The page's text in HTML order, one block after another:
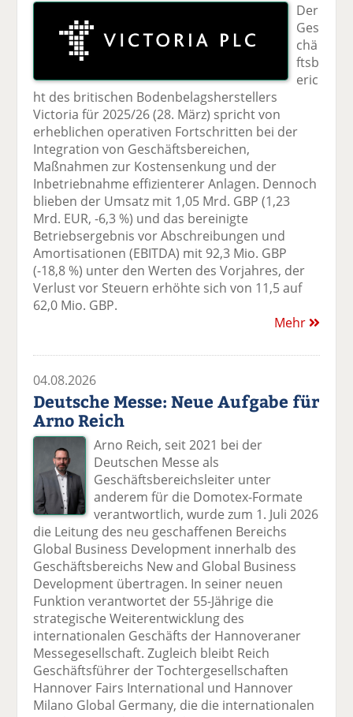
Der
Ges
chä
ftsb
eric
ht des britischen Bodenbelagsherstellers
Victoria für 2025/26 (28. März) spricht von
erheblichen operativen Fortschritten bei der
Integration von Geschäftsbereichen,
Maßnahmen zur Kostensenkung und der
Inbetriebnahme effizienterer Anlagen. Dennoch
blieben der Umsatz mit 1,05 Mrd. GBP (1,23
Mrd. EUR, -6,3 %) und das bereinigte
Betriebsergebnis vor Abschreibungen und
Amortisationen (EBITDA) mit 92,3 Mio. GBP
(-18,8 %) unter den Werten des Vorjahres, der
Verlust vor Steuern erhöhte sich von 11,5 auf
62,0 Mio. GBP.
Mehr
04.08.2026
Deutsche Messe: Neue Aufgabe für
Arno Reich
Arno Reich, seit 2021 bei der
Deutschen Messe als
Geschäftsbereichsleiter unter
anderem für die Domotex-Formate
verantwortlich, wurde zum 1. Juli 2026
die Leitung des neu geschaffenen Bereichs
Global Business Development innerhalb des
Geschäftsbereichs New and Global Business
Development übertragen. In seiner neuen
Funktion verantwortet der 55-Jährige die
strategische Weiterentwicklung des
internationalen Geschäfts der Hannoveraner
Messegesellschaft. Zugleich bleibt Reich
Geschäftsführer der Tochtergesellschaften
Hannover Fairs International und Hannover
Milano Global Germany, die die internationalen